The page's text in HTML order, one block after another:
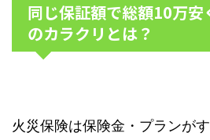
同じ保証額で総額10万安
のカラクリとは？
火災保険は保険金・プランが